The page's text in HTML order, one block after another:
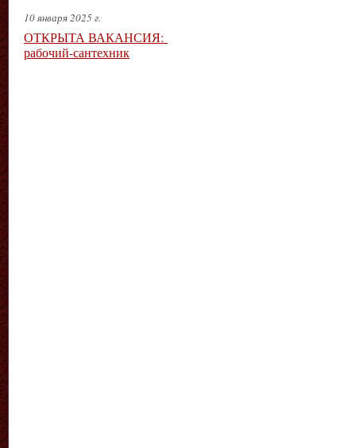
10 января 2025 г.
ОТКРЫТА ВАКАНСИЯ:
рабочий-сантехник